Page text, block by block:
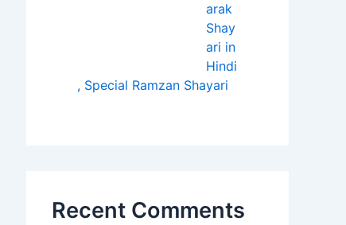
arak
Shay
ari in
Hindi
, Special Ramzan Shayari
Recent Comments